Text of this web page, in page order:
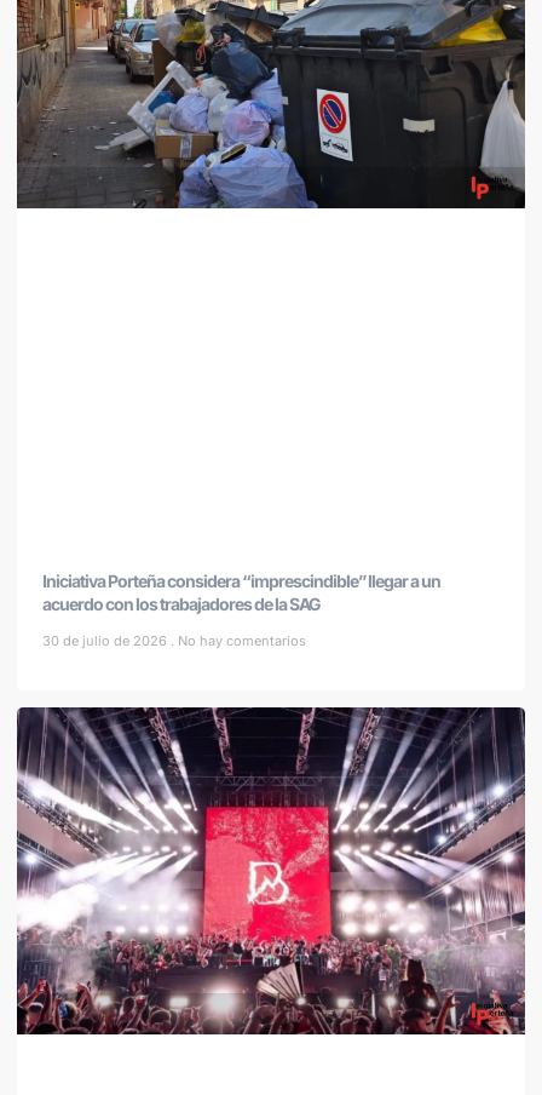
Iniciativa Porteña considera “imprescindible” llegar a un
acuerdo con los trabajadores de la SAG
30 de julio de 2026 No hay comentarios